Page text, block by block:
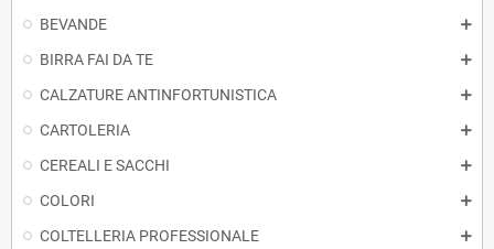
BEVANDE
BIRRA FAI DA TE
CALZATURE ANTINFORTUNISTICA
CARTOLERIA
CEREALI E SACCHI
COLORI
COLTELLERIA PROFESSIONALE